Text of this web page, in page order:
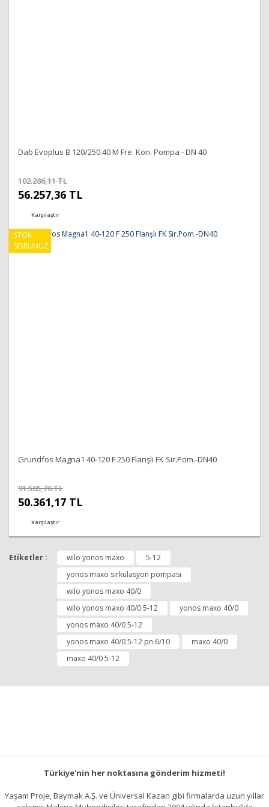
Dab Evoplus B 120/250.40 M Fre. Kon. Pompa - DN 40
102.286,11 TL
56.257,36 TL
Karşılaştır
STOK
SORUNUZ
Grundfos Magna1 40-120 F 250 Flanşlı FK Sir.Pom.-DN40
91.565,76 TL
50.361,17 TL
Karşılaştır
Etiketler : wilo yonos maxo
5-12
yonos maxo sirkülasyon pompası
wilo yonos maxo 40/0
wilo yonos maxo 40/0 5-12
yonos maxo 40/0
yonos maxo 40/0 5-12
yonos maxo 40/0 5-12 pn 6/10
maxo 40/0
maxo 40/0 5-12
Türkiye'nin her noktasına gönderim hizmeti!
Yaşam Proje, Baymak A.Ş. ve Üniversal Kazan gibi firmalarda uzun yıllar